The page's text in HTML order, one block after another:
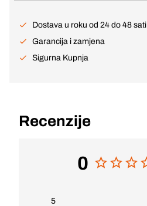
Dostava u roku od 24 do 48 sati
Garancija i zamjena
Sigurna Kupnja
Recenzije
0
5